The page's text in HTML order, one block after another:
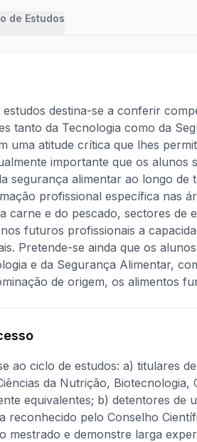
de Estudos
destina-se a conferir
tanto da Tecnologia como da
uma atitude crítica que lhes
importante que os alunos
segurança alimentar ao longo de
profissional específica nas
carne e do pescado, sectores de
futuros profissionais a
Pretende-se ainda que os
e da Segurança Alimentar,
de origem, os alimentos
ao ciclo de estudos: a) titulares
da Nutrição,
equivalentes; b) detentores
reconhecido pelo Conselho
mestrado e demonstre larga